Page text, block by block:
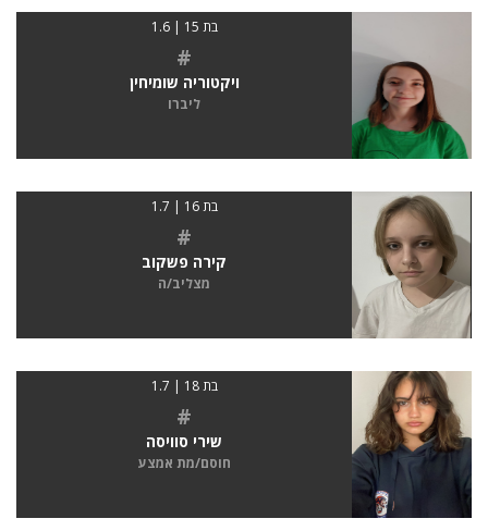
בת 15 | 1.6
#
ויקטוריה שומיחין
ליברו
בת 16 | 1.7
#
קירה פשקוב
מצליב/ה
בת 18 | 1.7
#
שירי סוויסה
חוסם/מת אמצע